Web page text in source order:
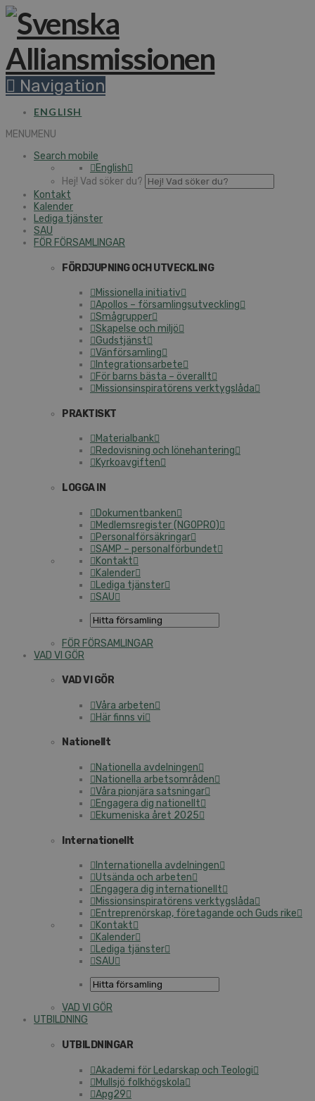
Navigation
ENGLISH
MENUMENU
Search mobile
English
Hej! Vad söker du?
Kontakt
Kalender
Lediga tjänster
SAU
FÖR FÖRSAMLINGAR
FÖRDJUPNING OCH UTVECKLING
Missionella initiativ
Apollos – församlingsutveckling
Smågrupper
Skapelse och miljö
Gudstjänst
Vänförsamling
Integrationsarbete
För barns bästa – överallt
Missionsinspiratörens verktygslåda
PRAKTISKT
Materialbank
Redovisning och lönehantering
Kyrkoavgiften
LOGGA IN
Dokumentbanken
Medlemsregister (NGOPRO)
Personalförsäkringar
SAMP – personalförbundet
Kontakt
Kalender
Lediga tjänster
SAU
FÖR FÖRSAMLINGAR
VAD VI GÖR
VAD VI GÖR
Våra arbeten
Här finns vi
Nationellt
Nationella avdelningen
Nationella arbetsområden
Våra pionjära satsningar
Engagera dig nationellt
Ekumeniska året 2025
Internationellt
Internationella avdelningen
Utsända och arbeten
Engagera dig internationellt
Missionsinspiratörens verktygslåda
Entreprenörskap, företagande och Guds rike
Kontakt
Kalender
Lediga tjänster
SAU
VAD VI GÖR
UTBILDNING
UTBILDNINGAR
Akademi för Ledarskap och Teologi
Mullsjö folkhögskola
Apg29